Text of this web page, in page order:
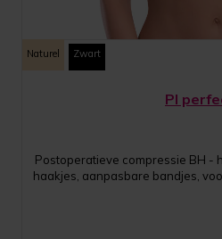
Naturel Zwart
PI
Postoperatieve compressie BH -
haakjes, aanpasbare bandjes,